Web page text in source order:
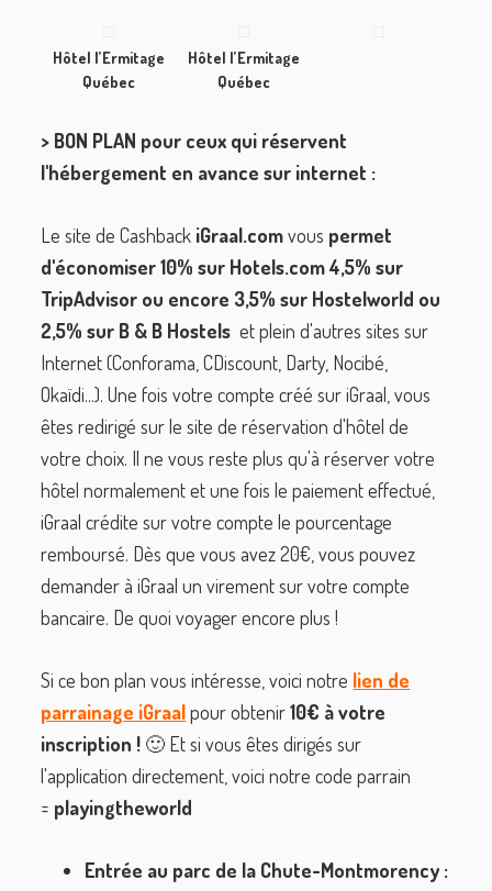
Hôtel l’Ermitage
Québec
Hôtel l’Ermitage
Québec
> BON PLAN pour ceux qui réservent
l'hébergement en avance sur internet :
Le site de Cashback iGraal.comvous permet
d'économiser 10% sur Hotels.com 4,5% sur
TripAdvisor ou encore 3,5% sur Hostelworld ou
2,5% sur B & B Hostels et plein d'autres sites sur
Internet (Conforama, CDiscount, Darty, Nocibé,
Okaïdi...). Une fois votre compte créé sur iGraal, vous
êtes redirigé sur le site de réservation d'hôtel de
votre choix. Il ne vous reste plus qu'à réserver votre
hôtel normalement et une fois le paiement effectué,
iGraal crédite sur votre compte le pourcentage
remboursé. Dès que vous avez 20€, vous pouvez
demander à iGraal un virement sur votre compte
bancaire. De quoi voyager encore plus !
Si ce bon plan vous intéresse, voici notre lien de
parrainage iGraalpour obtenir10€ à votre
inscription ! 🙂 Et si vous êtes dirigés sur
l'application directement, voici notre code parrain
= playingtheworld
Entrée au parc de la Chute-Montmorency :